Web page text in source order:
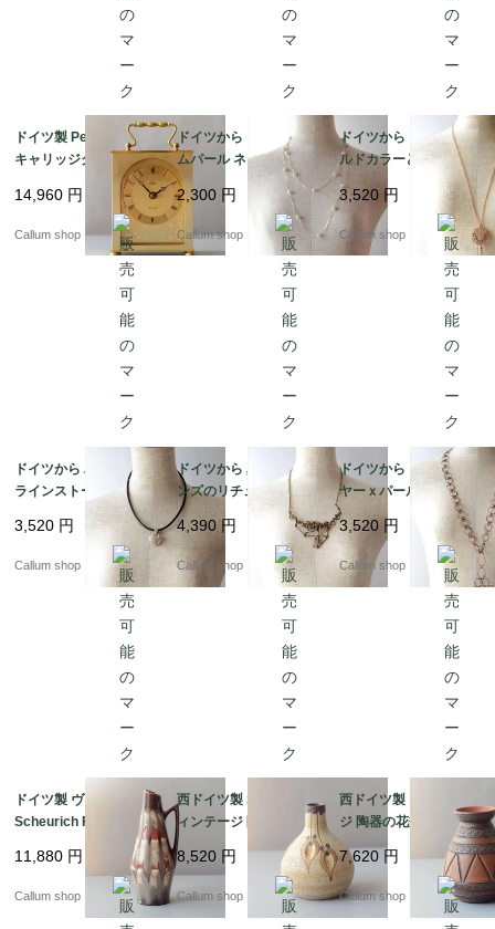
ドイツ製 Peter 真鍮の
キャリッジクロック 置
き時計 枕時計 デスクク
ロック ミッドセンチュ
リー ヴィンテージ_260
14,960 円
Callum shop
ドイツから コスチュー
ムパール ネックレス ロ
ング コスチュームジュ
エリー アクセサリー ア
ンティーク_260727 ia
0046
2,300 円
Callum shop
ドイツから ピンクゴー
ルドカラーとラインス
トーンメダルのペンダ
ント コスチュームジュ
エリー アクセサリー ア
ンティーク ia0045
3,520 円
Callum shop
ドイツから ハート型の
ラインストーンチャー
ム ペンダント コスチュ
ームジュエリー アクセ
サリー アンティーク_2
3,520 円
Callum shop
ドイツから 真鍮orブロ
ンズのリチュアルなペ
ンダント コスチューム
ジュエリー アクセサリ
ー アンティーク_2607
27 ia0042
4,390 円
Callum shop
ドイツから コパーワイ
ヤーｘパールビーズの
ペンダント 銅線 コスチ
ュームジュエリー アク
セサリー アンティーク
_260727 ia0041
3,520 円
Callum shop
ドイツ製 ヴィンテージ
Scheurich Fat Lava Va
se 花瓶 花器 ファット
ラバー ミッドセンチュ
リー期 フラワーベース
アンティーク_ig4991
11,880 円
Callum shop
西ドイツ製 Sgrafo ヴ
ィンテージ 陶器の花瓶
Art pottery Peter Mull
er スグラフォ 花器 一
輪挿し ミッドセンチュ
リー期 フラワーベース
8,520 円
Callum shop
西ドイツ製 ヴィンテー
ジ 陶器の花瓶 Art pott
ery 花器 一輪挿し ミッ
ドセンチュリー期 フラ
ワーベース_ig4989
7,620 円
Callum shop